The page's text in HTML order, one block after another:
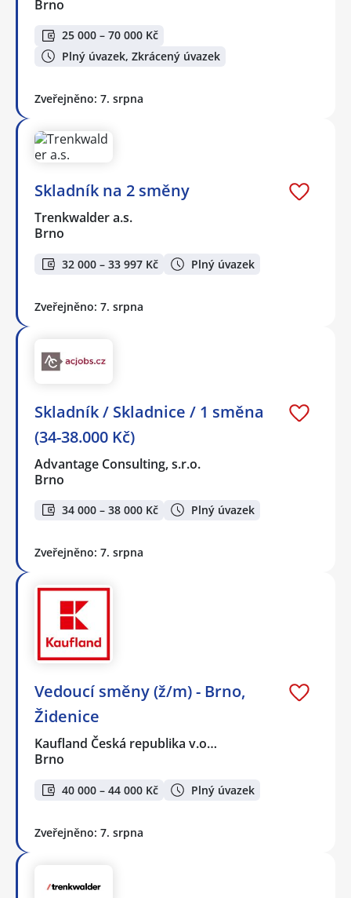
Brno
25 000 – 70 000 Kč
Plný úvazek, Zkrácený úvazek
Zveřejněno: 7. srpna
Skladník na 2 směny
Trenkwalder a.s.
Brno
32 000 – 33 997 Kč Plný úvazek
Zveřejněno: 7. srpna
Skladník / Skladnice / 1 směna
(34-38.000 Kč)
Advantage Consulting, s.r.o.
Brno
34 000 – 38 000 Kč Plný úvazek
Zveřejněno: 7. srpna
Vedoucí směny (ž/m) - Brno,
Židenice
Kaufland Česká republika v.o…
Brno
40 000 – 44 000 Kč Plný úvazek
Zveřejněno: 7. srpna